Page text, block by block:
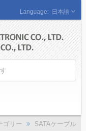
日本語
ゴリー SATAケーブル